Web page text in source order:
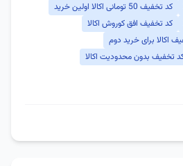
کد تخفیف 50 تومانی اکالا اولین خرید
کد تخفیف افق کوروش اکالا
اکالا برای خرید دوم
تخفیف بدون محدودیت اکالا